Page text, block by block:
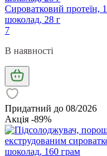
Сироватковий протеїн,
шоколад, 28 г
7
В наявності
Придатний до 08/2026
Акція -89%